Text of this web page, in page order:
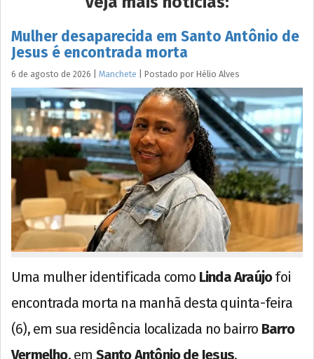
Mulher desaparecida em Santo Antônio de
Jesus é encontrada morta
6 de agosto de 2026 Manchete Postado por Hélio Alves
Uma mulher identificada como Linda Araújofoi
encontrada morta na manhã desta quinta-feira
(6), em sua residência localizada no bairro Barro
Vermelho, em Santo Antônio de Jesus.